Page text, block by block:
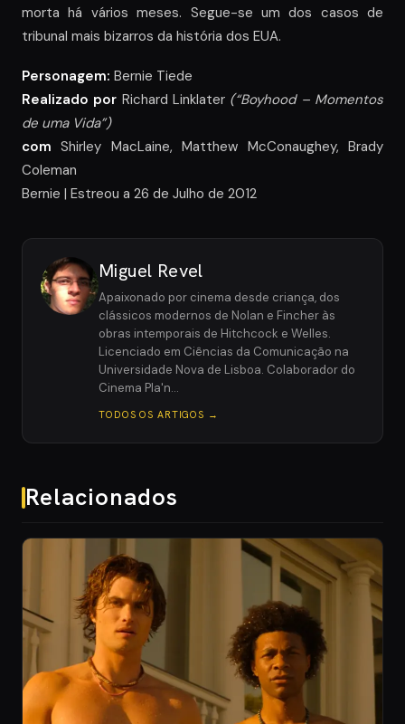
morta há vários meses. Segue-se um dos casos de
tribunal mais bizarros da história dos EUA.
Personagem: Bernie Tiede
Realizado por Richard Linklater (“Boyhood – Momentos
de uma Vida”)
com Shirley MacLaine, Matthew McConaughey, Brady
Coleman
Bernie | Estreou a 26 de Julho de 2012
Miguel Revel
Apaixonado por cinema desde criança, dos
clássicos modernos de Nolan e Fincher às
obras intemporais de Hitchcock e Welles.
Licenciado em Ciências da Comunicação na
Universidade Nova de Lisboa. Colaborador do
Cinema Pla'n…
TODOS OS ARTIGOS →
Relacionados